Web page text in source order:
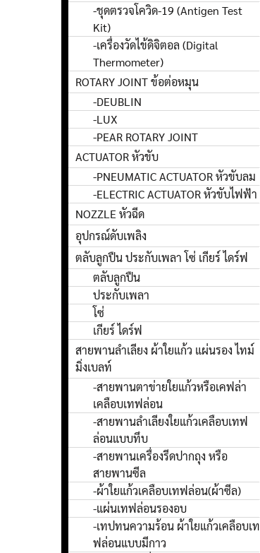
-ชุดตรวจโควิด-19 (Antigen Test
Kit)
-เครื่องวัดไข้ดิจิตอล (Digital
Thermometer)
ROTARY JOINT ข้อต่อหมุน
-DEUBLIN
-LUX
-PEAR ROTARY JOINT
ACTUATOR หัวขับ
-PNEUMATIC ACTUATOR หัวขับลม
-ELECTRIC ACTUATOR หัวขับไฟฟ้า
NOZZLE หัวฉีด
อุปกรณ์ดับเพลิง
ตลับลูกปืน ประกับเพลา โซ่ เกียร์ ไดร์ฟ
ตลับลูกปืน
ประกับเพลา
โซ่
เกียร์ ไดร์ฟ
สายพานลำเลียง ผ้าใยแก้ว แผ่นรอง ไทม์
มิ่งเบลท์
-สายพานตาข่ายใยแก้วหรือเคฟล่า
เคลือบเทฟล่อน
-สายพานลำเลียงใยแก้วเคลือบเทฟ
ล่อนแบบทึบ
-สายพานเครื่องรีดปากถุง หรือ
สายพานซีล
-ผ้าใยแก้วเคลือบเทฟล่อน(ผ้าซีล)
-แผ่นเทฟล่อนรองอบ
-เทปทนความร้อน ผ้าใยแก้วเคลือบเท
ฟล่อนแบบมีกาว